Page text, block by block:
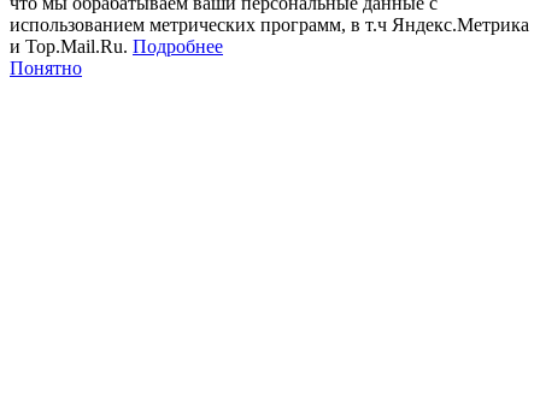
использованием метрических программ, в т.ч Яндекс.Метрика
и Top.Mail.Ru. Подробнее
Понятно